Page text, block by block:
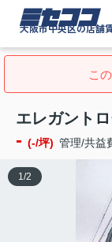
ミセココ
大阪市中央区の店舗
こ
エレガント
- (-/坪) 管理/共益
1 /2